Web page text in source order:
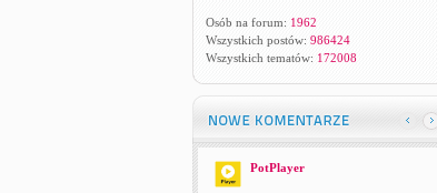
Osób na forum: 1962
Wszystkich postów: 986424
Wszystkich tematów: 172008
PotPlayer